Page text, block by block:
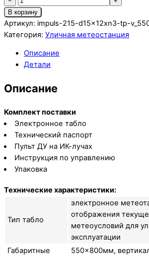
товара
Импульс-215-
D15x12xN3-
/v/
В корзину
Артикул: impuls-215-d15x12xn3-tp-
Категория: Уличная метеостанция
Описание
Детали
Описание
Комплект поставки
Электронное табло
Технический паспорт
Пульт ДУ на ИК-лучах
Инструкция по управлению
Упаковка
Технические характеристики:
Тип табло
электронное
отображения
метеоусловий для
эксплуатации
Габаритные
550×800мм,